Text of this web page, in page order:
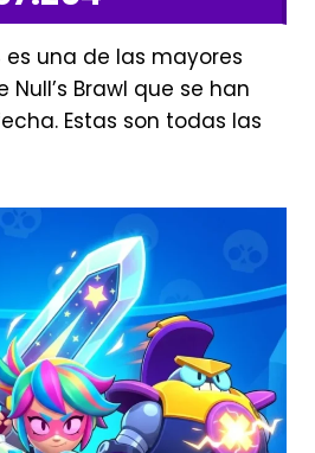
es una de las mayores
Brawl que se han
Estas son todas las